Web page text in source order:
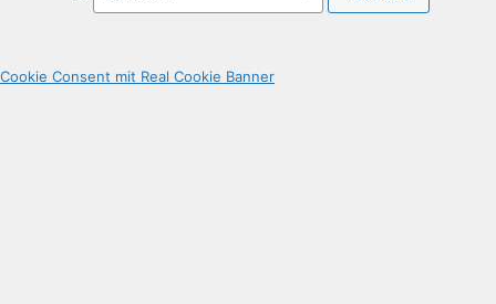
Cookie Consent mit Real Cookie Banner